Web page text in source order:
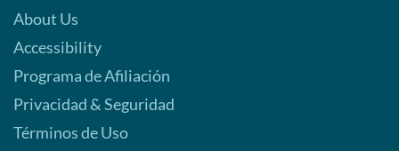
About Us
Accessibility
Programa de Afiliación
Privacidad & Seguridad
Términos de Uso